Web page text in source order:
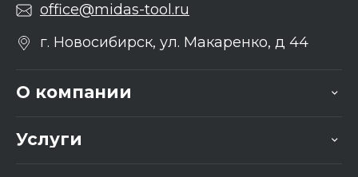
office@midas-tool.ru
г. Новосибирск, ул. Макаренко, д 44
О компании
Услуги